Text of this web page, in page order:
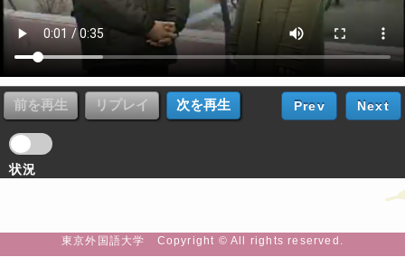
状況
Prev Next
東京外国語大学 Copyright © All rights reserved.